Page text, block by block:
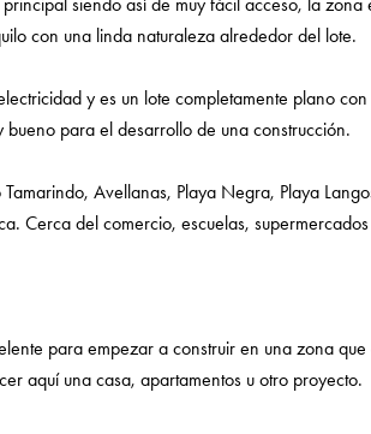
con una linda naturaleza alrededor del lote.
y es un lote completamente plano
bueno para el desarrollo de una construcción.
Avellanas, Playa Negra, Playa
Cerca del comercio, escuelas,
para empezar a construir en una zona que
aquí una casa, apartamentos u otro proyecto.